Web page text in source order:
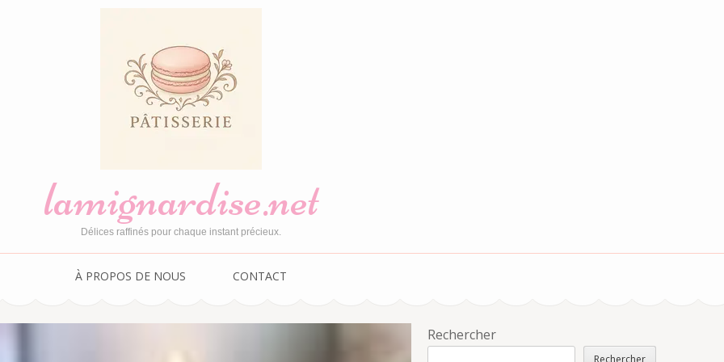
lamignardise.net
Délices raffinés pour chaque instant précieux.
À PROPOS DE NOUS CONTACT
Rechercher